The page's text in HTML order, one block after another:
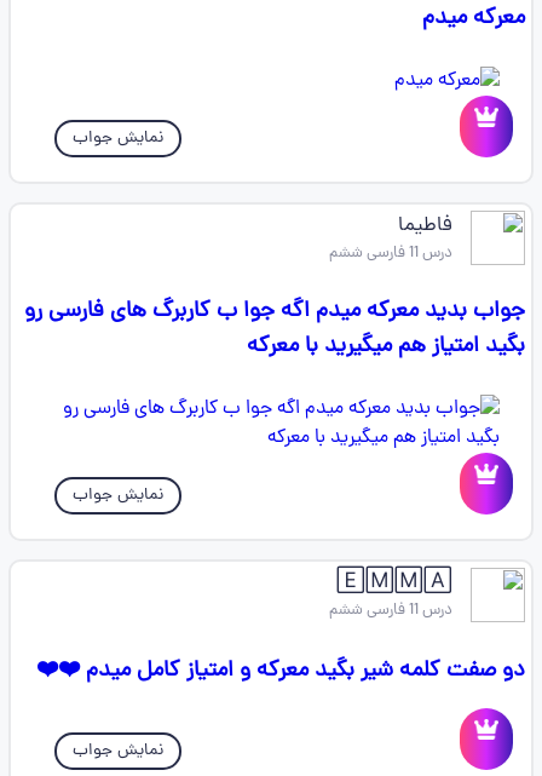
معرکه میدم
نمایش جواب
فاطیما
درس 11 فارسی ششم
جواب بدید معرکه میدم اگه جوا ب کاربرگ های فارسی رو
بگید امتیاز هم میگیرید با معرکه
نمایش جواب
🄴🄼🄼🄰
درس 11 فارسی ششم
دو صفت کلمه شیر بگید معرکه و امتیاز کامل میدم ❤️❤️
نمایش جواب